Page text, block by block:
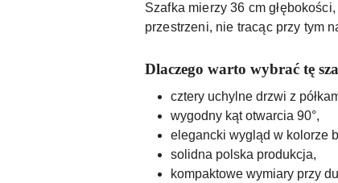
Szafka mierzy 36 cm
przestrzeni, nie tracąc przy tym
Dlaczego warto wybrać tę
cztery uchylne drzwi z
wygodny kąt otwarcia 90°,
elegancki wygląd w kolorze
solidna polska produkcja,
kompaktowe wymiary przy